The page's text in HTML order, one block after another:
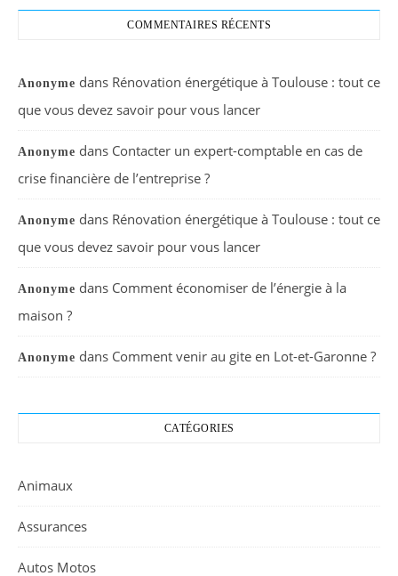
COMMENTAIRES RÉCENTS
Anonyme dans Rénovation énergétique à Toulouse : tout ce
que vous devez savoir pour vous lancer
Anonyme dans Contacter un expert-comptable en cas de
crise financière de l’entreprise ?
Anonyme dans Rénovation énergétique à Toulouse : tout ce
que vous devez savoir pour vous lancer
Anonyme dans Comment économiser de l’énergie à la
maison ?
Anonyme dans Comment venir au gite en Lot-et-Garonne ?
CATÉGORIES
Animaux
Assurances
Autos Motos